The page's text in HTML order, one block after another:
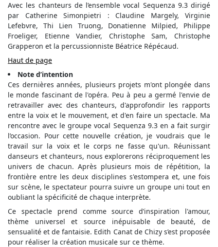
Avec les chanteurs de l’ensemble vocal Sequenza 9.3 dirigé
par Catherine Simonpietri : Claudine Margely, Virginie
Lefebvre, Thi Lien Truong, Donatienne Milpied, Philippe
Froeliger, Etienne Vandier, Christophe Sam, Christophe
Grapperon et la percussionniste Béatrice Répécaud.
Haut de page
Note d’intention
Ces dernières années, plusieurs projets m'ont plongée dans
le monde fascinant de l'opéra. Peu à peu a germé l'envie de
retravailler avec des chanteurs, d'approfondir les rapports
entre la voix et le mouvement, et d'en faire un spectacle. Ma
rencontre avec le groupe vocal Sequenza 9.3 en a fait surgir
l’occasion. Pour cette nouvelle création, je voudrais que le
travail sur la voix et le corps ne fasse qu'un. Réunissant
danseurs et chanteurs, nous explorerons réciproquement les
univers de chacun. Après plusieurs mois de répétition, la
frontière entre les deux disciplines s'estompera et, une fois
sur scène, le spectateur pourra suivre un groupe uni tout en
oubliant la spécificité de chaque interprète.
Ce spectacle prend comme source d’inspiration l'amour,
thème universel et source inépuisable de beauté, de
sensualité et de fantaisie. Edith Canat de Chizy s’est proposée
pour réaliser la création musicale sur ce thème.